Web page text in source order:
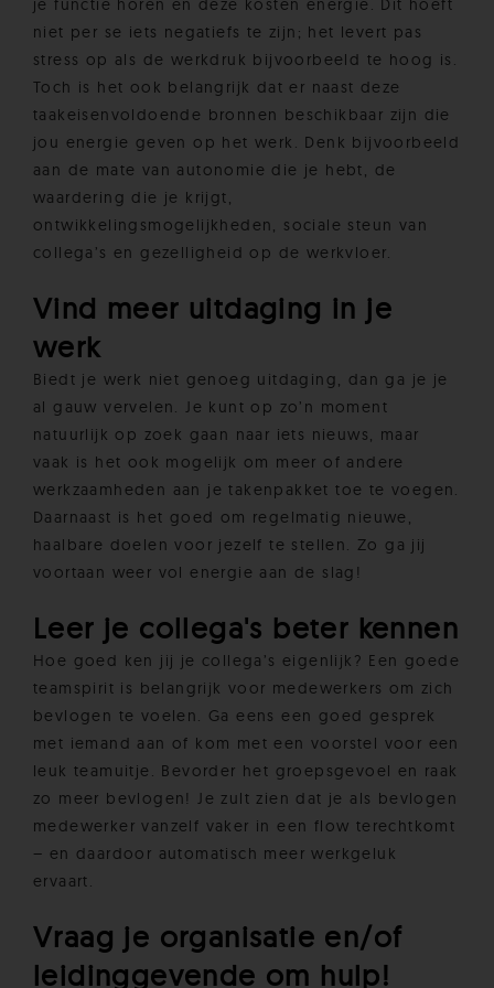
je functie horen en deze kosten energie. Dit hoeft
niet per se iets negatiefs te zijn; het levert pas
stress op als de werkdruk bijvoorbeeld te hoog is.
Toch is het ook belangrijk dat er naast deze
taakeisenvoldoende bronnen beschikbaar zijn die
jou energie geven op het werk. Denk bijvoorbeeld
aan de mate van autonomie die je hebt, de
waardering die je krijgt,
ontwikkelingsmogelijkheden, sociale steun van
collega’s en gezelligheid op de werkvloer.
Vind meer uitdaging in je
werk
Biedt je werk niet genoeg uitdaging, dan ga je je
al gauw vervelen. Je kunt op zo’n moment
natuurlijk op zoek gaan naar iets nieuws, maar
vaak is het ook mogelijk om meer of andere
werkzaamheden aan je takenpakket toe te voegen.
Daarnaast is het goed om regelmatig nieuwe,
haalbare doelen voor jezelf te stellen. Zo ga jij
voortaan weer vol energie aan de slag!
Leer je collega's beter kennen
Hoe goed ken jij je collega’s eigenlijk? Een goede
teamspirit is belangrijk voor medewerkers om zich
bevlogen te voelen. Ga eens een goed gesprek
met iemand aan of kom met een voorstel voor een
leuk teamuitje. Bevorder het groepsgevoel en raak
zo meer bevlogen! Je zult zien dat je als bevlogen
medewerker vanzelf vaker in een flow terechtkomt
– en daardoor automatisch meer werkgeluk
ervaart.
Vraag je organisatie en/of
leidinggevende om hulp!